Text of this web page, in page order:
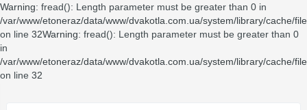
Warning: fread(): Length parameter must be greater than 0 in
/var/www/etoneraz/data/www/dvakotla.com.ua/system/library/cache/
on line 32Warning: fread(): Length parameter must be greater than 0
in
/var/www/etoneraz/data/www/dvakotla.com.ua/system/library/cache/
on line 32